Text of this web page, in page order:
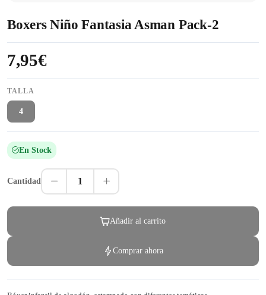
Boxers Niño Fantasia Asman Pack-2
7,95€
TALLA
4
En Stock
Cantidad 1
Añadir al carrito
Comprar ahora